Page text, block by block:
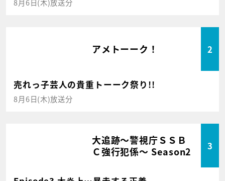
8月6日(木)放送分
アメトーーク！ 2
売れっ子芸人の貴重トーーク祭り!!
8月6日(木)放送分
大追跡～警視庁ＳＳＢ
Ｃ強行犯係～ Season2
3